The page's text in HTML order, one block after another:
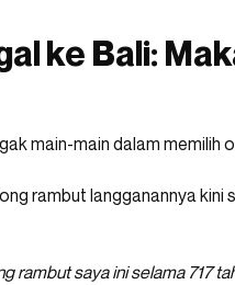
ke Bali:
main-main dalam memilih
rambut langganannya kini
rambut saya ini selama 717